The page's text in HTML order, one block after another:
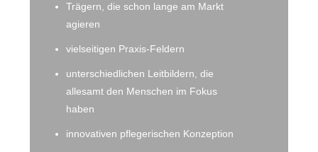
Trägern, die schon lange am Markt
agieren
vielseitigen Praxis-Feldern
unterschiedlichen Leitbildern, die
allesamt den Menschen im Fokus
haben
innovativen pflegerischen Konzeption